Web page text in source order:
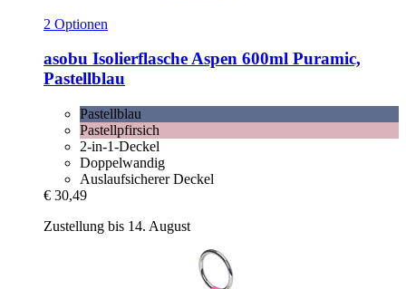
2 Optionen
asobu Isolierflasche Aspen 600ml Puramic,
Pastellblau
Pastellblau
Pastellpfirsich
2-in-1-Deckel
Doppelwandig
Auslaufsicherer Deckel
€ 30,49
Zustellung bis 14. August